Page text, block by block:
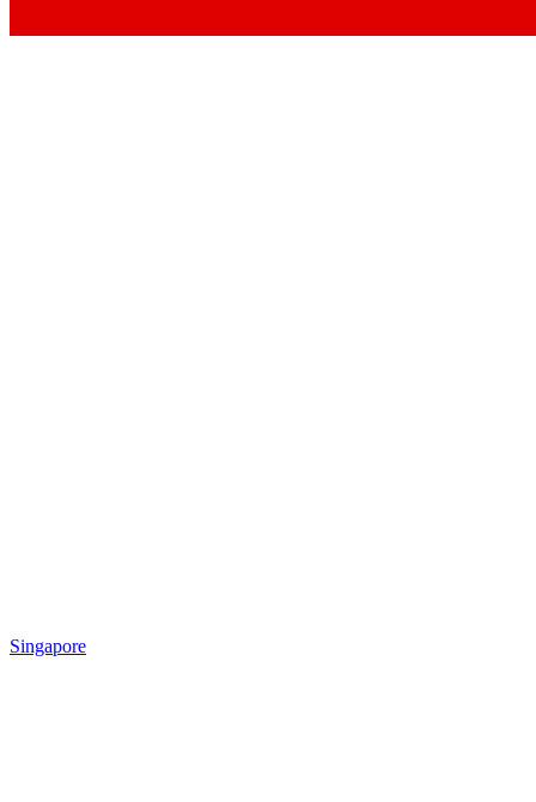
Singapore